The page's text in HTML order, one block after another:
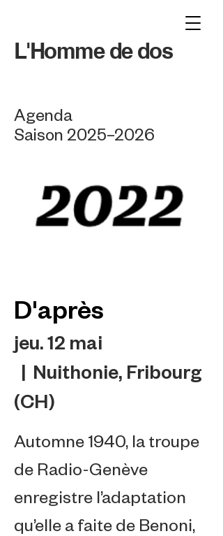
L'Homme de dos
Agenda
Saison 2025–2026
D'après
jeu. 12 mai
  |
Nuithonie, Fribourg
(CH)
Automne 1940, la troupe
de Radio-Genève
enregistre l’adaptation
qu’elle a faite de Benoni,